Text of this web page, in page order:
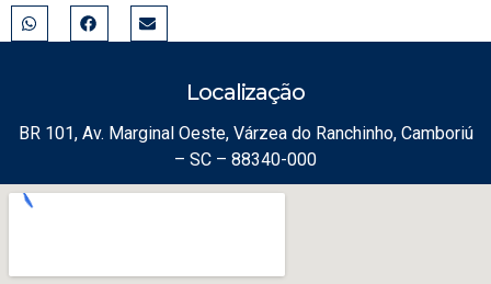
Localização
BR 101, Av. Marginal Oeste, Várzea do Ranchinho, Camboriú
– SC – 88340-000